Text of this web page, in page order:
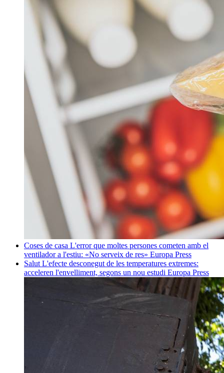
Coses de casa L'error que moltes persones cometen amb el
ventilador a l'estiu: «No serveix de res» Europa Press
Salut L'efecte desconegut de les temperatures extremes:
acceleren l'envelliment, segons un nou estudi Europa Press